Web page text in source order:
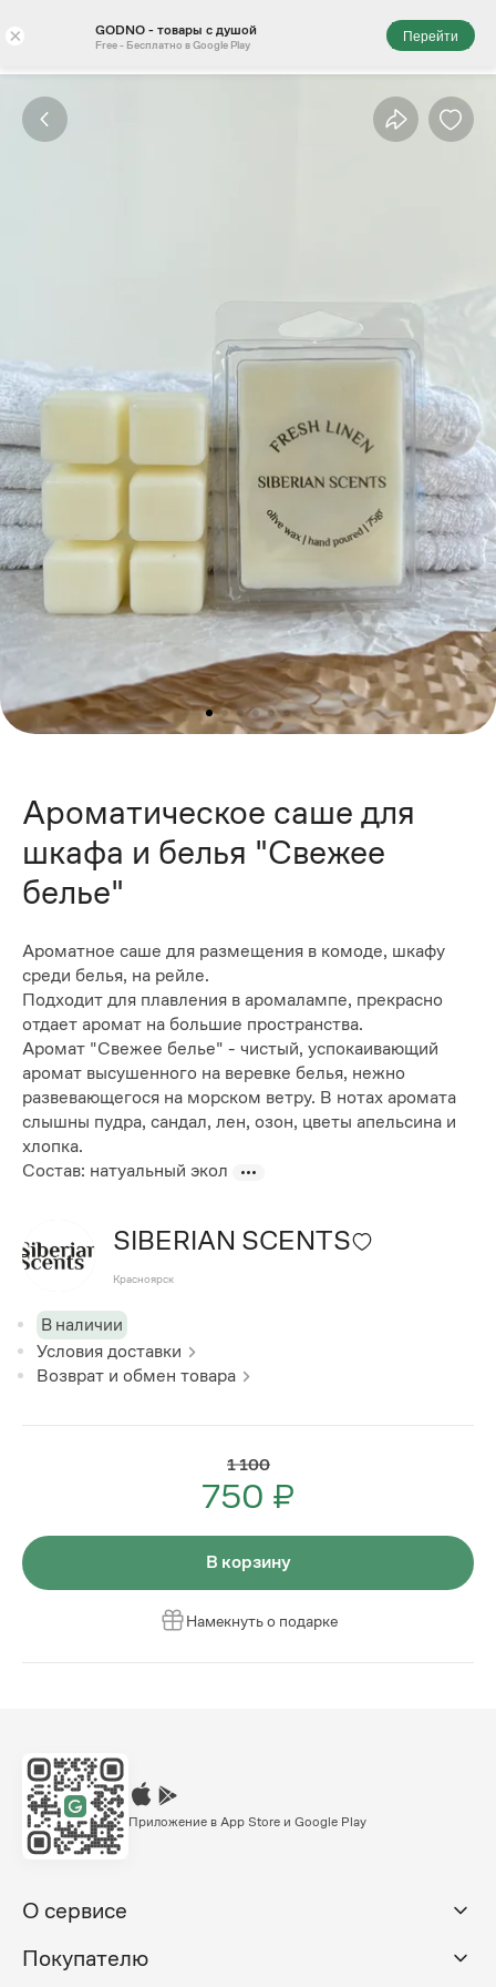
× GODNO - товары с душой
Free - Бесплатно в Google Play
Перейти
Ароматическое саше для
шкафа и белья "Свежее
белье"
Ароматное саше для размещения в комоде, шкафу
среди белья, на рейле.
Подходит для плавления в аромалампе, прекрасно
отдает аромат на большие пространства.
Аромат "Свежее белье" - чистый, успокаивающий
аромат высушенного на веревке белья, нежно
развевающегося на морском ветру. В нотах аромата
слышны пудра, сандал, лен, озон, цветы апельсина и
хлопка.
Состав: натуальный экол
SIBERIAN SCENTS
Красноярск
В наличии
Условия доставки
Возврат и обмен товара
1 100
750 ₽
В корзину
Намекнуть о подарке
Приложение в App Store и Google Play
О сервисе
Покупателю